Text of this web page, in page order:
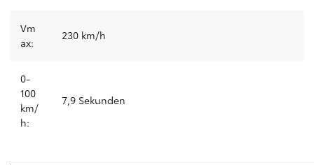
Vm
ax:
230 km/h
0-
100
km/
h:
7,9 Sekunden